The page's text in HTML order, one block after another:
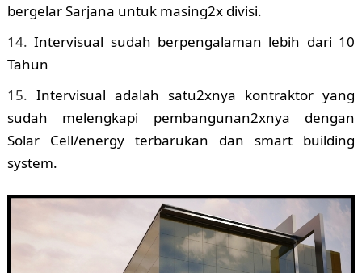
bergelar Sarjana untuk masing2x divisi.
Intervisual sudah berpengalaman lebih dari 10
Tahun
Intervisual adalah satu2xnya kontraktor yang
sudah melengkapi pembangunan2xnya dengan
Solar Cell/energy terbarukan dan smart building
system.